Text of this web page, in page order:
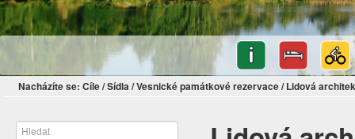
Nacházíte se: Cíle/Sídla/Vesnické památkové rezervace/ Lidová